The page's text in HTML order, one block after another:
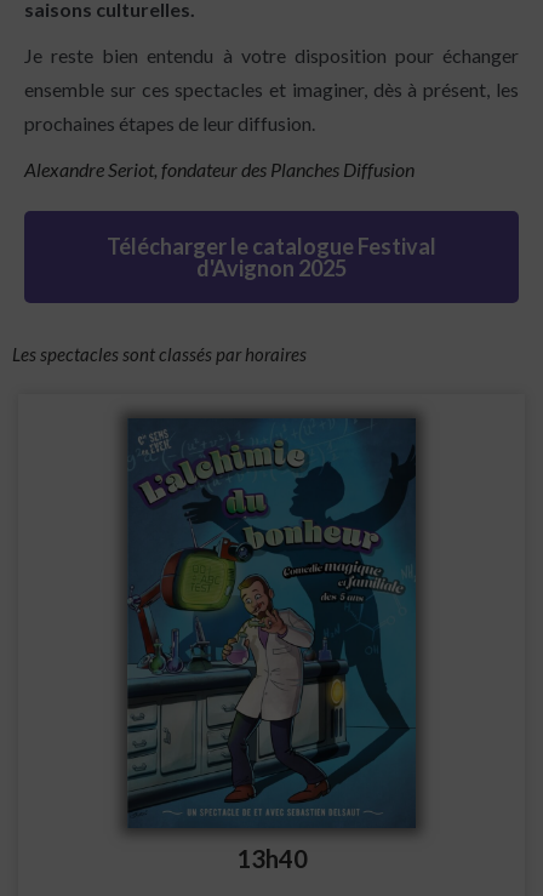
saisons culturelles.
Je reste bien entendu à votre disposition pour échanger
ensemble sur ces spectacles et imaginer, dès à présent, les
prochaines étapes de leur diffusion.
Alexandre Seriot, fondateur des Planches Diffusion
Télécharger le catalogue Festival
d'Avignon 2025
Les spectacles sont classés par horaires
13h40